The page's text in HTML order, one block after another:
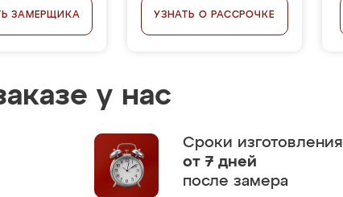
ЗАМЕРЩИКА УЗНАТЬ О РАССРОЧКЕ
у нас
Сроки изготовления
от 7 дней
после замера